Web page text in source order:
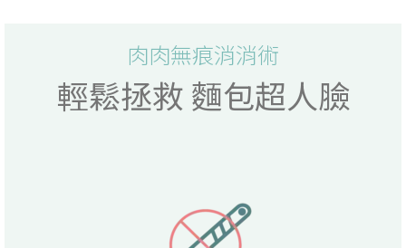
肉肉無痕消消術
輕鬆拯救 麵包超人臉